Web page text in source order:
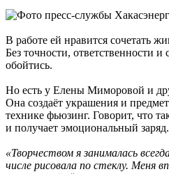
В работе ей нравится сочетать
Без точности, ответственности и
обойтись.
Но есть у Елены Миморовой и
Она создаёт украшения и
технике фьюзинг. Говорит, что
и получает эмоциональный заряд.
«Творчеством я занималась
числе рисовала по стеклу. Меня